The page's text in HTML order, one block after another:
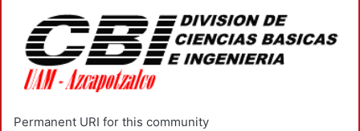
Permanent URI for this community